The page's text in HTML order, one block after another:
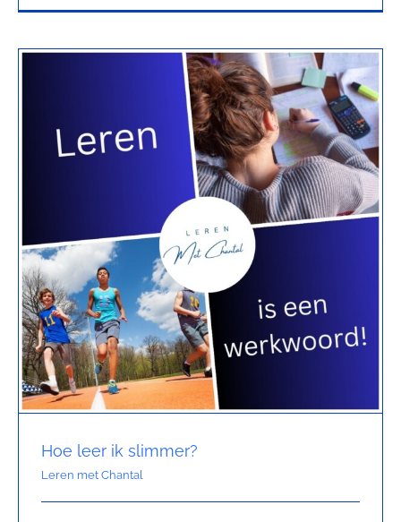
Hoe leer ik slimmer?
Leren met Chantal